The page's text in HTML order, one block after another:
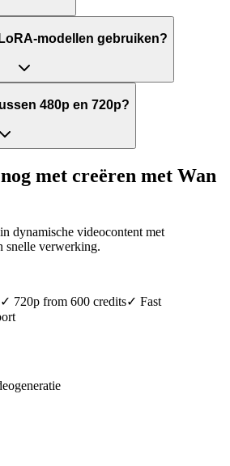
modellen gebruiken?
480p en 720p?
met creëren met Wan
dynamische videocontent met
snelle verwerking.
✓ 720p from 600 credits✓ Fast